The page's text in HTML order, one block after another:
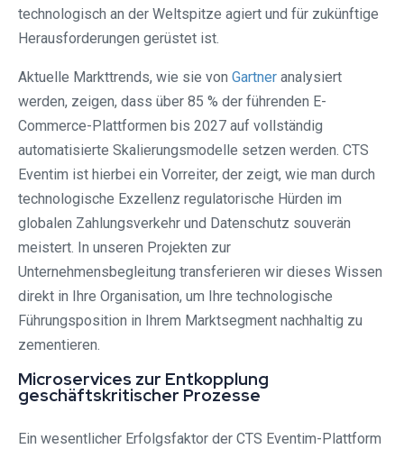
technologisch an der Weltspitze agiert und für zukünftige
Herausforderungen gerüstet ist.
Aktuelle Markttrends, wie sie von Gartner analysiert
werden, zeigen, dass über 85 % der führenden E-
Commerce-Plattformen bis 2027 auf vollständig
automatisierte Skalierungsmodelle setzen werden. CTS
Eventim ist hierbei ein Vorreiter, der zeigt, wie man durch
technologische Exzellenz regulatorische Hürden im
globalen Zahlungsverkehr und Datenschutz souverän
meistert. In unseren Projekten zur
Unternehmensbegleitung transferieren wir dieses Wissen
direkt in Ihre Organisation, um Ihre technologische
Führungsposition in Ihrem Marktsegment nachhaltig zu
zementieren.
Microservices zur Entkopplung
geschäftskritischer Prozesse
Ein wesentlicher Erfolgsfaktor der CTS Eventim-Plattform